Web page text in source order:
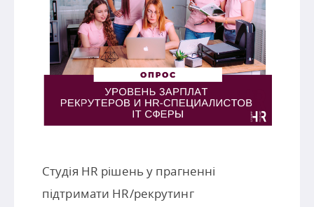
Студія HR рішень у прагненні
підтримати HR/рекрутинг